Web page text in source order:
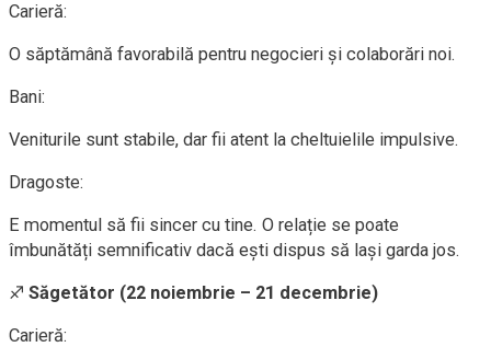
Carieră:
O săptămână favorabilă pentru negocieri și colaborări noi.
Bani:
Veniturile sunt stabile, dar fii atent la cheltuielile impulsive.
Dragoste:
E momentul să fii sincer cu tine. O relație se poate
îmbunătăți semnificativ dacă ești dispus să lași garda jos.
♐ Săgetător (22 noiembrie – 21 decembrie)
Carieră: